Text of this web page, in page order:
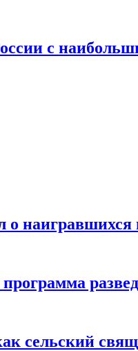
с
о
программа
сельский